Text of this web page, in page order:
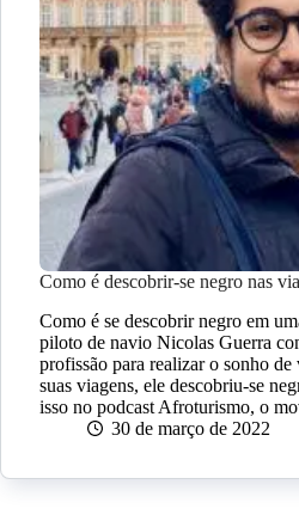
Como é descobrir-se negro nas
Como é se descobrir negro em
piloto de navio Nicolas Guerra
profissão para realizar o sonho de
suas viagens, ele descobriu-se
isso no podcast Afroturismo, o
30 de março de 2022